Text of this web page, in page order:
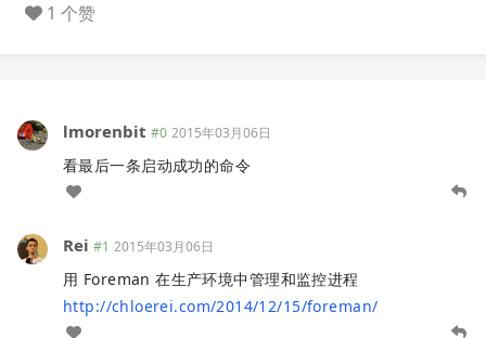
1 个赞
lmorenbit #0 2015年03月06日
看最后一条启动成功的命令
Rei #1 2015年03月06日
用 Foreman 在生产环境中管理和监控进程
http://chloerei.com/2014/12/15/foreman/